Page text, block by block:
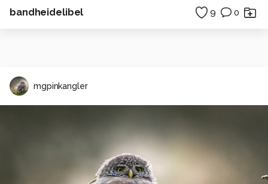
bandheidelibel 9 0
mgpinkangler